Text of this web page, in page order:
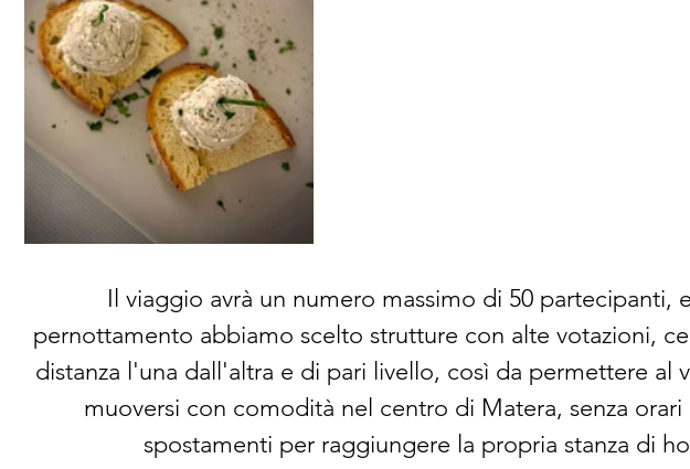
Il viaggio avrà un numero massimo di 50 partecipanti,
pernottamento abbiamo scelto strutture con alte votazioni,
distanza l'una dall'altra e di pari livello, così da permettere al
muoversi con comodità nel centro di Matera, senza
spostamenti per raggiungere la propria stanza di